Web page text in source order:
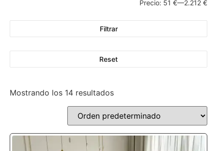
Precio: 51 €—2.212 €
Filtrar
Reset
Mostrando los 14 resultados